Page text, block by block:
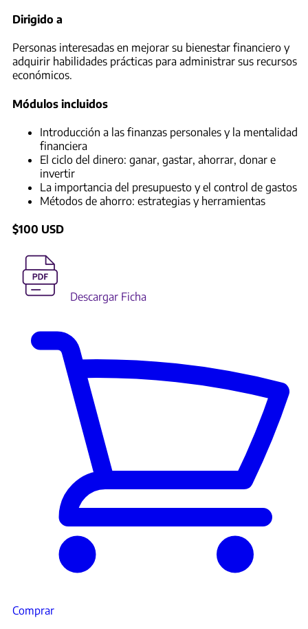
Dirigido a
Personas interesadas en mejorar su bienestar financiero y
adquirir habilidades prácticas para administrar sus recursos
económicos.
Módulos incluidos
Introducción a las finanzas personales y la mentalidad
financiera
El ciclo del dinero: ganar, gastar, ahorrar, donar e
invertir
La importancia del presupuesto y el control de gastos
Métodos de ahorro: estrategias y herramientas
$100 USD
Descargar Ficha
Comprar